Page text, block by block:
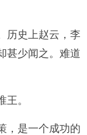
史上赵云，李
甚少闻之。难道
。
是一个成功的